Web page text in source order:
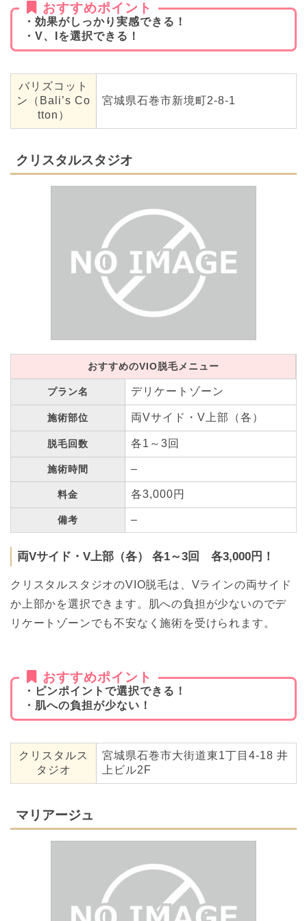
おすすめポイント
・効果がしっかり実感できる！
・V、Iを選択できる！
バリズコット
ン（Bali’s Co
tton）
宮城県石巻市新境町2-8-1
クリスタルスタジオ
おすすめのVIO脱毛メニュー
プラン名 デリケートゾーン
施術部位 両Vサイド・V上部（各）
脱毛回数 各1～3回
施術時間 –
料金 各3,000円
備考 –
両Vサイド・V上部（各） 各1～3回 各3,000円！
クリスタルスタジオのVIO脱毛は、Vラインの両サイド
か上部かを選択できます。肌への負担が少ないのでデ
リケートゾーンでも不安なく施術を受けられます。
おすすめポイント
・ピンポイントで選択できる！
・肌への負担が少ない！
クリスタルス
タジオ
宮城県石巻市大街道東1丁目4-18 井
上ビル2F
マリアージュ